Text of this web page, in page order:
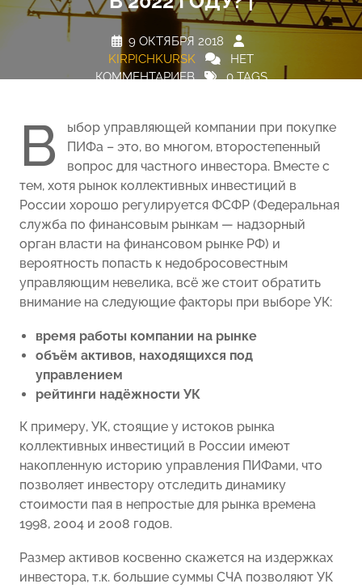
9 ОКТЯБРЯ 2018
KIRPICHKURSK
НЕТ
КОММЕНТАРИЕВ
0 TAGS
В
ыбор управляющей компании при покупке
ПИФа – это, во многом, второстепенный
вопрос для частного инвестора. Вместе с
тем, хотя рынок коллективных инвестиций в
России хорошо регулируется ФСФР (Федеральная
служба по финансовым рынкам — надзорный
орган власти на финансовом рынке РФ) и
вероятность попасть к недобросовестным
управляющим невелика, всё же стоит обратить
внимание на следующие факторы при выборе УК:
время работы компании на рынке
объём активов, находящихся под
управлением
рейтинги надёжности УК
К примеру, УК, стоящие у истоков рынка
коллективных инвестиций в России имеют
накопленную историю управления ПИФами, что
позволяет инвестору отследить динамику
стоимости пая в непростые для рынка времена
1998, 2004 и 2008 годов.
Размер активов косвенно скажется на издержках
инвестора, т.к. большие суммы СЧА позволяют УК